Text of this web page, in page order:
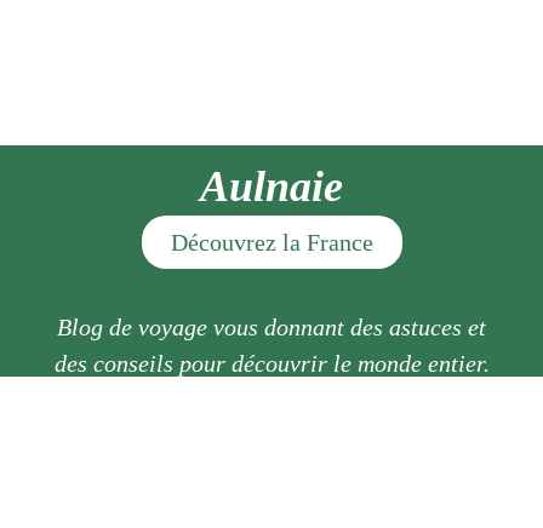
Aulnaie
Découvrez la France
Blog de voyage vous donnant des astuces et
des conseils pour découvrir le monde entier.